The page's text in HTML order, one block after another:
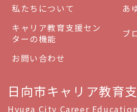
私たちについて
あ
キャリア教育支援セン
ターの機能
ブ
お問い合わせ
日向市キャリア教育
Hyuga City Career